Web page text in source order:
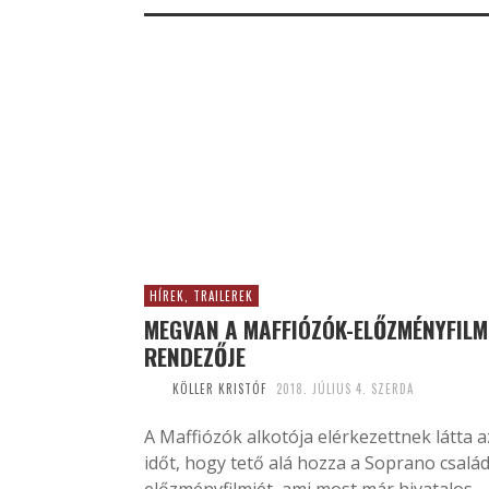
HÍREK, TRAILEREK
MEGVAN A MAFFIÓZÓK-ELŐZMÉNYFILM
RENDEZŐJE
KÖLLER KRISTÓF 2018. JÚLIUS 4. SZERDA
A Maffiózók alkotója elérkezettnek látta
időt, hogy tető alá hozza a Soprano család